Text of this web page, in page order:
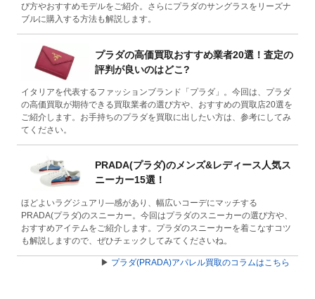
び方やおすすめモデルをご紹介。さらにプラダのサングラスをリーズナ
ブルに購入する方法も解説します。
プラダの高価買取おすすめ業者20選！査定の
評判が良いのはどこ?
イタリアを代表するファッションブランド「プラダ」。今回は、プラダ
の高価買取が期待できる買取業者の選び方や、おすすめの買取店20選を
ご紹介します。お手持ちのプラダを買取に出したい方は、参考にしてみ
てください。
PRADA(プラダ)のメンズ&レディース人気ス
ニーカー15選！
ほどよいラグジュアリ―感があり、幅広いコーデにマッチする
PRADA(プラダ)のスニーカー。今回はプラダのスニーカーの選び方や、
おすすめアイテムをご紹介します。プラダのスニーカーを着こなすコツ
も解説しますので、ぜひチェックしてみてくださいね。
▶ プラダ(PRADA)アパレル買取のコラムはこちら